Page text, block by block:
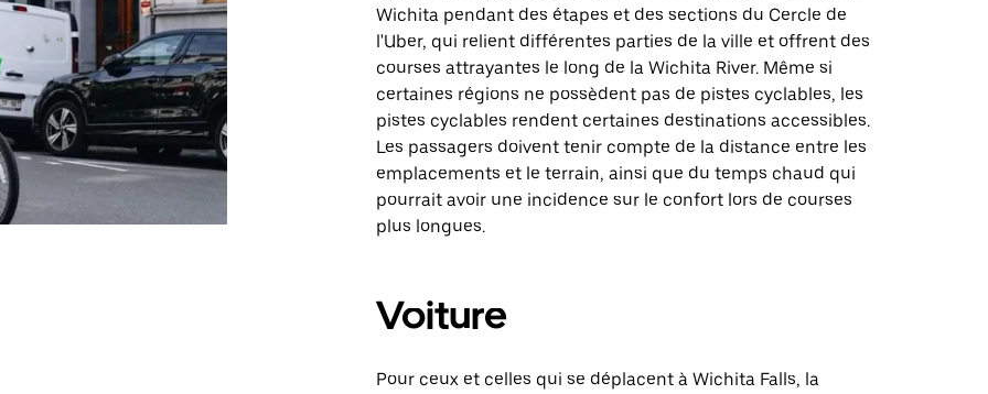
Wichita pendant des étapes et des sections du Cercle de
l'Uber, qui relient différentes parties de la ville et offrent des
courses attrayantes le long de la Wichita River. Même si
certaines régions ne possèdent pas de pistes cyclables, les
pistes cyclables rendent certaines destinations accessibles.
Les passagers doivent tenir compte de la distance entre les
emplacements et le terrain, ainsi que du temps chaud qui
pourrait avoir une incidence sur le confort lors de courses
plus longues.
Voiture
Pour ceux et celles qui se déplacent à Wichita Falls, la